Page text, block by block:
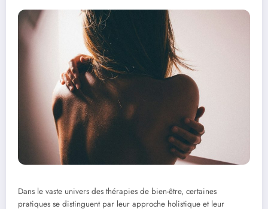
Dans le vaste univers des thérapies de bien-être, certaines
pratiques se distinguent par leur approche holistique et leur